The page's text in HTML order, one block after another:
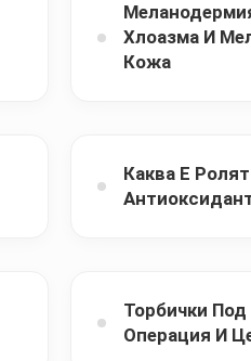
Хлоазма И
Кожа
Каква Е
Торбички Под
Операция И